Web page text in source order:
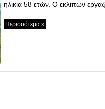
ηλικία 58 ετών. Ο εκλιπών
Περισσότερα »